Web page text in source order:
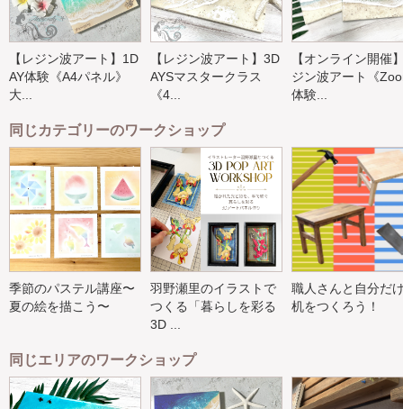
【レジン波アート】1D
AY体験《A4パネル》
大...
【レジン波アート】3D
AYSマスタークラス
《4...
【オンライン開催
ジン波アート《
体験...
同じカテゴリーのワークショップ
季節のパステル講座〜
夏の絵を描こう〜
羽野瀬里のイラストで
つくる「暮らしを彩る
3D ...
職人さんと自分だ
机をつくろう！
同じエリアのワークショップ